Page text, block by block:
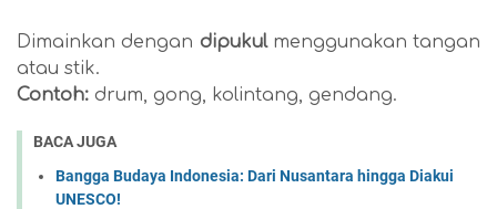
Dimainkan dengan dipukulmenggunakan tangan
atau stik.
Contoh: drum, gong, kolintang, gendang.
BACA JUGA
Bangga Budaya Indonesia: Dari Nusantara hingga Diakui
UNESCO!